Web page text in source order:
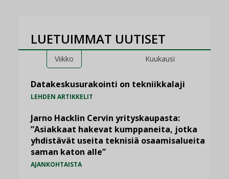
LUETUIMMAT UUTISET
Viikko Kuukausi
Datakeskusurakointi on tekniikkalaji
LEHDEN ARTIKKELIT
Jarno Hacklin Cervin yrityskaupasta:
”Asiakkaat hakevat kumppaneita, jotka
yhdistävät useita teknisiä osaamisalueita
saman katon alle”
AJANKOHTAISTA